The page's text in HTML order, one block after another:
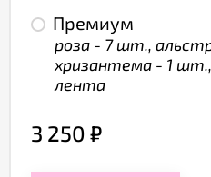
Премиум
роза - 7 шт.,
хризантема - 1 шт.,
лента
3 250 ₽